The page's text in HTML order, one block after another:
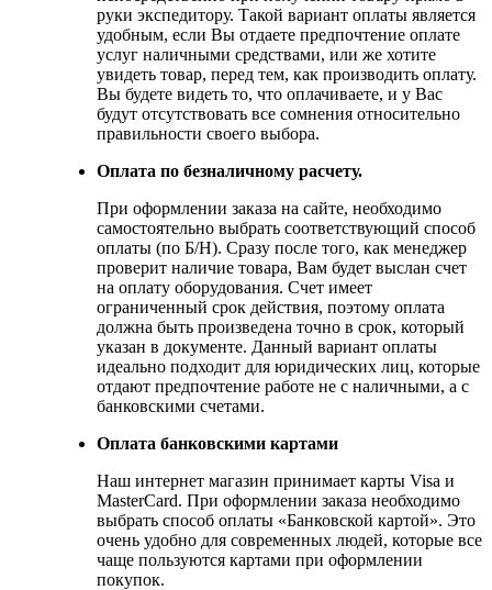
руки экспедитору. Такой вариант оплаты является
удобным, если Вы отдаете предпочтение оплате
услуг наличными средствами, или же хотите
увидеть товар, перед тем, как производить оплату.
Вы будете видеть то, что оплачиваете, и у Вас
будут отсутствовать все сомнения относительно
правильности своего выбора.
Оплата по безналичному расчету.
При оформлении заказа на сайте, необходимо
самостоятельно выбрать соответствующий способ
оплаты (по Б/Н). Сразу после того, как менеджер
проверит наличие товара, Вам будет выслан счет
на оплату оборудования. Счет имеет
ограниченный срок действия, поэтому оплата
должна быть произведена точно в срок, который
указан в документе. Данный вариант оплаты
идеально подходит для юридических лиц, которые
отдают предпочтение работе не с наличными, а с
банковскими счетами.
Оплата банковскими картами
Наш интернет магазин принимает карты Visa и
MasterCard. При оформлении заказа необходимо
выбрать способ оплаты «Банковской картой». Это
очень удобно для современных людей, которые все
чаще пользуются картами при оформлении
покупок.